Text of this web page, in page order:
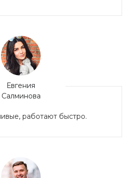
Евгения
Салминова
работают быстро.